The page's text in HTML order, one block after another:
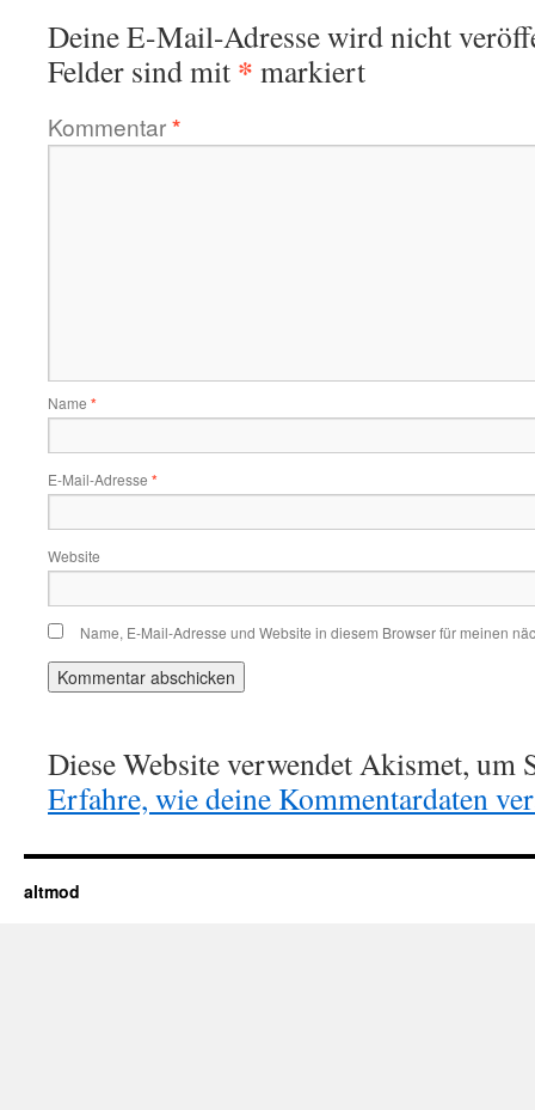
Deine E-Mail-Adresse wird nicht
Felder sind mit * markiert
Kommentar*
Name *
E-Mail-Adresse *
Website
Name, E-Mail-Adresse und Website in diesem Browser für meinen
Diese Website verwendet Akismet, um
Erfahre, wie deine Kommentardaten
altmod